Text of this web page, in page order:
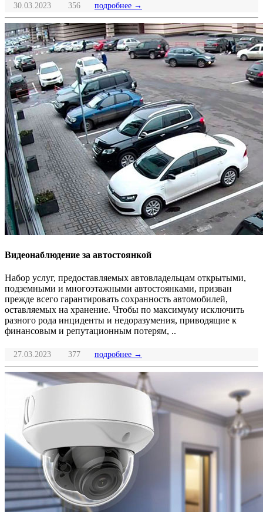
30.03.2023 356 подробнее →
Видеонаблюдение за автостоянкой
Набор услуг, предоставляемых автовладельцам открытыми,
подземными и многоэтажными автостоянками, призван
прежде всего гарантировать сохранность автомобилей,
оставляемых на хранение. Чтобы по максимуму исключить
разного рода инциденты и недоразумения, приводящие к
финансовым и репутационным потерям, ..
27.03.2023 377 подробнее →